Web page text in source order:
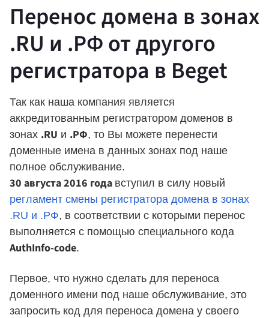
Перенос домена в зонах
.RU и .РФ от другого
регистратора в Beget
Так как наша компания является
аккредитованным регистратором доменов в
зонах .RU и .РФ, то Вы можете перенести
доменные имена в данных зонах под наше
полное обслуживание.
30 августа 2016 года вступил в силу новый
регламент смены регистратора домена в зонах
.RU и .РФ, в соответствии с которыми перенос
выполняется с помощью специального кода
AuthInfo-code.
Первое, что нужно сделать для переноса
доменного имени под наше обслуживание, это
запросить код для переноса домена у своего